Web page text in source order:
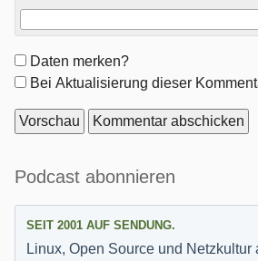
Formular-
Optionen
Daten merken?
Bei Aktualisierung dieser
Seitenleiste
Podcast abonnieren
SEIT 2001 AUF SENDUNG.
Linux, Open Source und Netzkultur